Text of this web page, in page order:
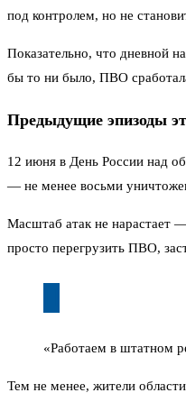
под контролем, но не
Показательно, что дневной
бы то ни было, ПВО
Предыдущие эпизоды
12 июня в День России над
— не менее восьми
Масштаб атак не нарастает
просто перегрузить ПВО,
«Работаем в штатном
Тем не менее, жители